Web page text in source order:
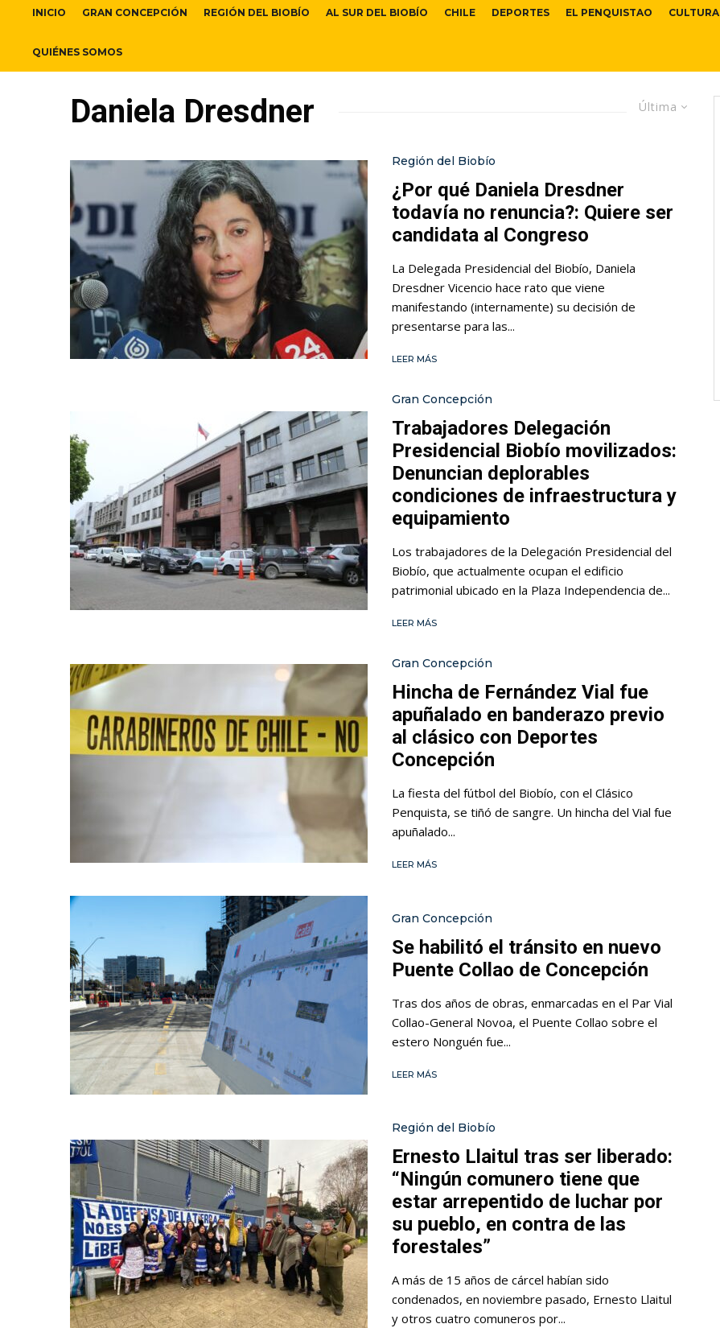
INICIO GRAN CONCEPCIÓN REGIÓN DEL BIOBÍO AL SUR DEL BIOBÍO CHILE DEPORTES EL PENQUISTAO CULTURA
QUIÉNES SOMOS
Última
Daniela Dresdner
Región del Biobío
¿Por qué Daniela Dresdner
todavía no renuncia?: Quiere ser
candidata al Congreso
La Delegada Presidencial del Biobío, Daniela
Dresdner Vicencio hace rato que viene
manifestando (internamente) su decisión de
presentarse para las...
LEER MÁS
Gran Concepción
Trabajadores Delegación
Presidencial Biobío movilizados:
Denuncian deplorables
condiciones de infraestructura y
equipamiento
Los trabajadores de la Delegación Presidencial del
Biobío, que actualmente ocupan el edificio
patrimonial ubicado en la Plaza Independencia de...
LEER MÁS
Gran Concepción
Hincha de Fernández Vial fue
apuñalado en banderazo previo
al clásico con Deportes
Concepción
La fiesta del fútbol del Biobío, con el Clásico
Penquista, se tiñó de sangre. Un hincha del Vial fue
apuñalado...
LEER MÁS
Gran Concepción
Se habilitó el tránsito en nuevo
Puente Collao de Concepción
Tras dos años de obras, enmarcadas en el Par Vial
Collao-General Novoa, el Puente Collao sobre el
estero Nonguén fue...
LEER MÁS
Región del Biobío
Ernesto Llaitul tras ser liberado:
“Ningún comunero tiene que
estar arrepentido de luchar por
su pueblo, en contra de las
forestales”
A más de 15 años de cárcel habían sido
condenados, en noviembre pasado, Ernesto Llaitul
y otros cuatro comuneros por...